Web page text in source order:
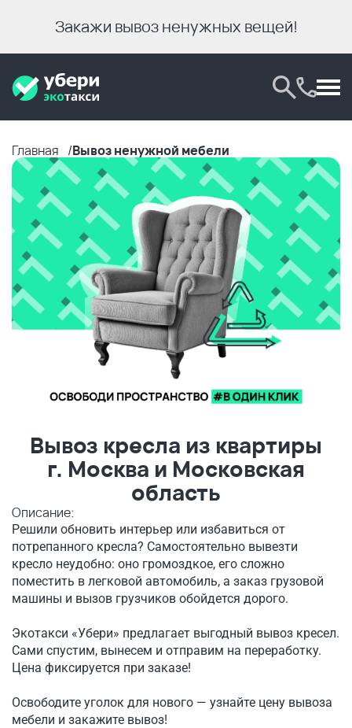
Закажи вывоз ненужных вещей!
Главная Вывоз ненужной мебели
Вывоз кресла из квартиры
г. Москва и Московская
область
Описание:
Решили обновить интерьер или избавиться от
потрепанного кресла? Самостоятельно вывезти
кресло неудобно: оно громоздкое, его сложно
поместить в легковой автомобиль, а заказ грузовой
машины и вызов грузчиков обойдется дорого.
Экотакси «Убери» предлагает выгодный вывоз кресел.
Сами спустим, вынесем и отправим на переработку.
Цена фиксируется при заказе!
Освободите уголок для нового — узнайте цену вывоза
мебели и закажите вывоз!